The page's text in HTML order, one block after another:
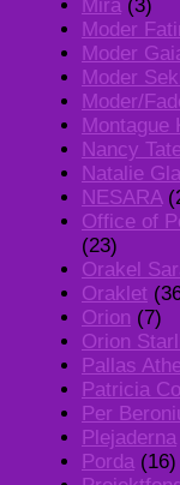
Mira (3)
Moder
Moder
Moder
Moder/
Montague
Nancy
Natalie
NESARA
Office of
(23)
Orakel
Oraklet
Orion (7)
Orion
Pallas
Patricia
Per
Plejaderna
Porda (16)